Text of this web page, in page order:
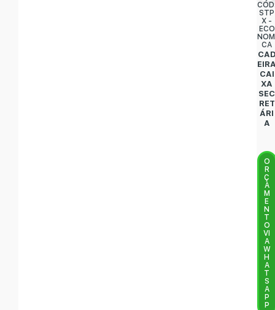
STP
X -
ECO
CA
CAI
XA
SEC
RET
ÁRI
A
O
R
Ç
A
M
E
N
T
O
VI
A
W
H
A
T
S
A
P
P